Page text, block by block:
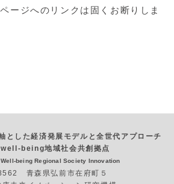
ージへのリンクは固くお断りしま
とした経済発展モデルと全世代アプローチ
well-being地域社会共創拠点
being Regional Society Innovation
青森県弘前市在府町５